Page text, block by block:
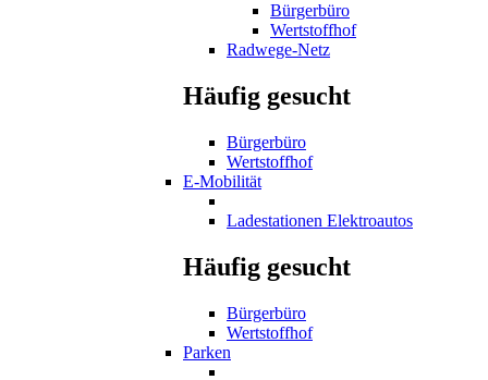
Bürgerbüro
Wertstoffhof
Radwege-Netz
Häufig gesucht
Bürgerbüro
Wertstoffhof
E-Mobilität
Ladestationen Elektroautos
Häufig gesucht
Bürgerbüro
Wertstoffhof
Parken